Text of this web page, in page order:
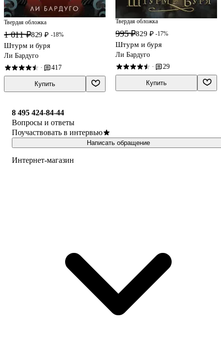
Твердая обложка
1 011 ₽829 ₽ -18%
Штурм и буря
Ли Бардуго
· 417
Купить
Твердая обложка
995 ₽829 ₽ -17%
Штурм и буря
Ли Бардуго
· 29
Купить
8 495 424-84-44
Вопросы и ответы
Поучаствовать в интервью
Написать обращение
Интернет-магазин